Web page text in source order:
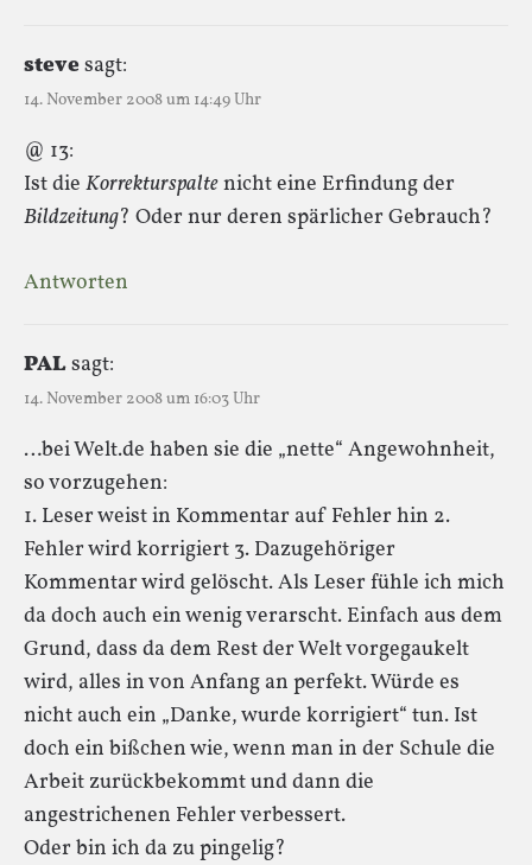
stevesagt:
14. November 2008 um 14:49 Uhr
@ 13:
Ist die Korrekturspaltenicht eine Erfindung der
Bildzeitung? Oder nur deren spärlicher Gebrauch?
Antworten
PALsagt:
14. November 2008 um 16:03 Uhr
…bei Welt.de haben sie die „nette“ Angewohnheit,
so vorzugehen:
1. Leser weist in Kommentar auf Fehler hin 2.
Fehler wird korrigiert 3. Dazugehöriger
Kommentar wird gelöscht. Als Leser fühle ich mich
da doch auch ein wenig verarscht. Einfach aus dem
Grund, dass da dem Rest der Welt vorgegaukelt
wird, alles in von Anfang an perfekt. Würde es
nicht auch ein „Danke, wurde korrigiert“ tun. Ist
doch ein bißchen wie, wenn man in der Schule die
Arbeit zurückbekommt und dann die
angestrichenen Fehler verbessert.
Oder bin ich da zu pingelig?